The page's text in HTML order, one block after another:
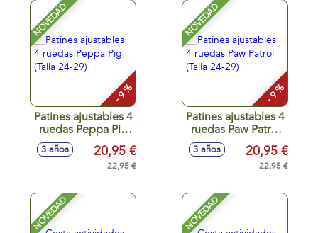
NOVEDAD
- 9 %
Patines ajustables 4
ruedas Peppa Pig
(Talla 24-29)
3 años 20,95 €
22,95 €
NOVEDAD
- 9 %
Patines ajustables 4
ruedas Paw Patrol
(Talla 24-29)
3 años 20,95 €
22,95 €
NOVEDAD NOVEDAD